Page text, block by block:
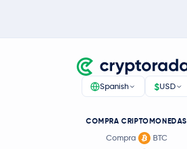
Spanish $USD
COMPRA CRIPTOMONEDAS
Compra
BTC